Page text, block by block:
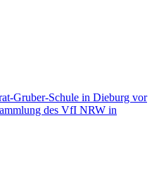
Gruber-Schule in Dieburg vor
des VfI NRW in